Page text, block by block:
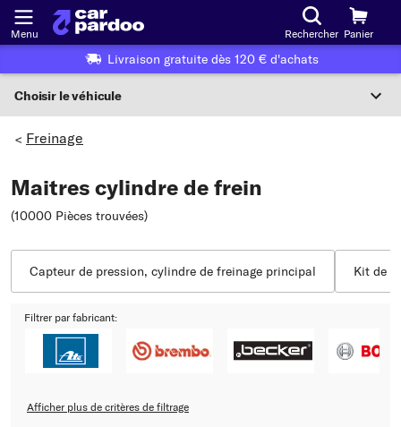
Menu Rechercher Panier
Livraison gratuite dès 120 € d'achats
Choisir le véhicule
Ou choix du véhicule selon les critères suivants :
> Freinage
Maitres cylindre de frein
(10000 Pièces trouvées)
Capteur de pression, cylindre de freinage principal Kit de
Filtrer par fabricant:
Afficher plus de critères de filtrage